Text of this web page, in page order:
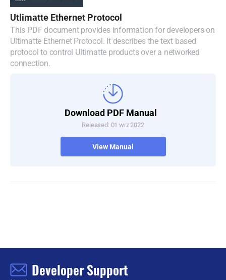
Utlimatte Ethernet Protocol
This PDF document provides information for developers on
Ultimatte Ethernet Protocol. It describes the text based
protocol to control Ultimatte products over a networked
connection.
Download PDF Manual
Released: 01 wrz 2022
View Manual
Developer Support